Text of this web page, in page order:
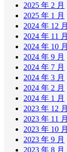
2025 年 2 月
2025 年 1 月
2024 年 12 月
2024 年 11 月
2024 年 10 月
2024 年 9 月
2024 年 7 月
2024 年 3 月
2024 年 2 月
2024 年 1 月
2023 年 12 月
2023 年 11 月
2023 年 10 月
2023 年 9 月
2023 年 8 月